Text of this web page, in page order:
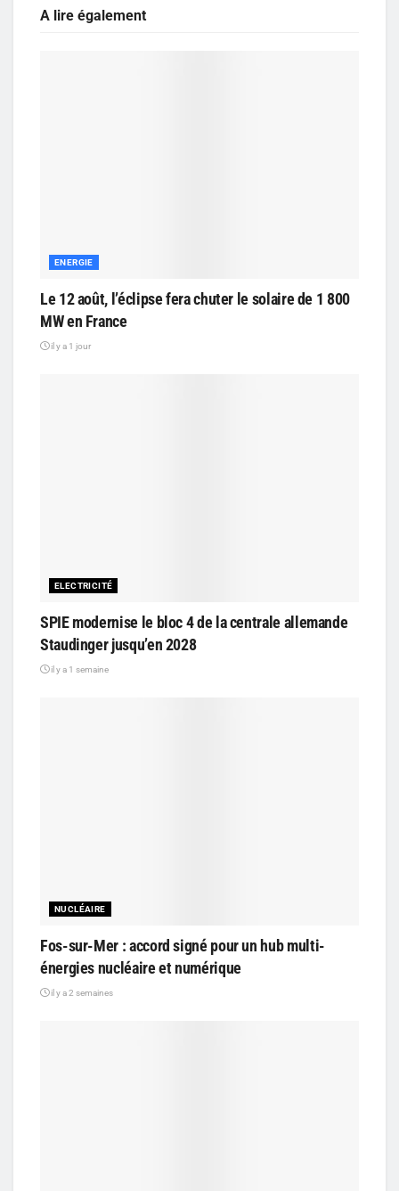
A lire également
ENERGIE
Le 12 août, l’éclipse fera chuter le solaire de 1 800
MW en France
il y a 1 jour
ELECTRICITÉ
SPIE modernise le bloc 4 de la centrale allemande
Staudinger jusqu’en 2028
il y a 1 semaine
NUCLÉAIRE
Fos-sur-Mer : accord signé pour un hub multi-
énergies nucléaire et numérique
il y a 2 semaines